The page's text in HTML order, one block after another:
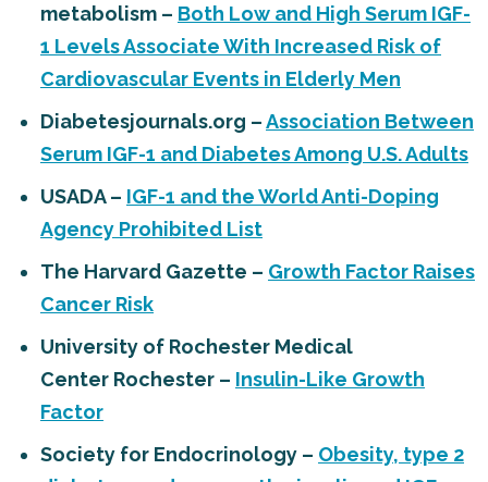
metabolism – Both Low and High Serum IGF-
1 Levels Associate With Increased Risk of
Cardiovascular Events in Elderly Men
Diabetesjournals.org –Association Between
Serum IGF-1 and Diabetes Among U.S. Adults
USADA – IGF-1 and the World Anti-Doping
Agency Prohibited List
The Harvard Gazette – Growth Factor Raises
Cancer Risk
University of Rochester Medical
Center Rochester – Insulin-Like Growth
Factor
Society for Endocrinology – Obesity, type 2